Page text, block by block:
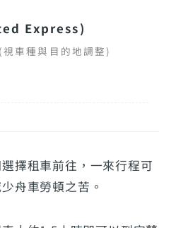
Express)
車種與目的地調整)
選擇租車前往，一來行程可
舟車勞頓之苦。